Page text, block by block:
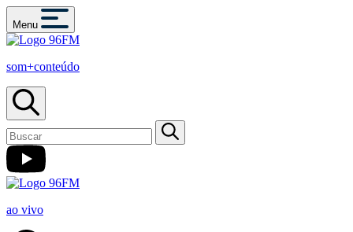
Menu
som+conteúdo
ao vivo